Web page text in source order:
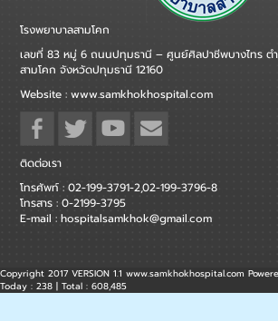
โรงพยาบาลสามโคก
เลขที่ 83 หมู่ 6 ถนนปทุมธานี – ศูนย์ศิลปาชีพบางไทร ต
สามโคก จังหวัดปทุมธานี 12160
Website : www.samkhokhospital.com
ติดต่อเรา
โทรศัพท์ : 02-199-3791-2,02-199-3796-8
โทรสาร : 0-2199-3795
E-mail :hospitalsamkhok@gmail.com
Copyright 2017 VERSION 1.1 www.samkhokhospital.com
Today : 238 | Total : 608,485